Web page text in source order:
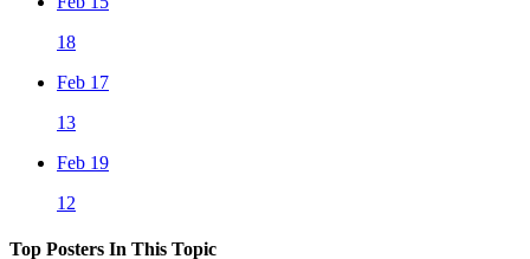
18
Feb 17
13
Feb 19
12
Top Posters In This Topic